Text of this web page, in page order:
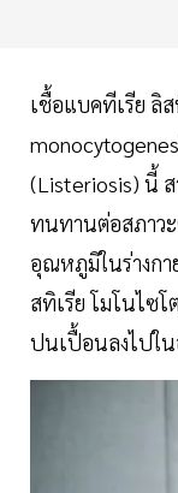
เชื้อแบคทีเรีย ลิ
(Listeriosis) นี้
ทนทานต่อสภาวะ
อุณหภูมิในร่างก
สทิเรีย โมโนไซ
ปนเปื้อนลงไปใน